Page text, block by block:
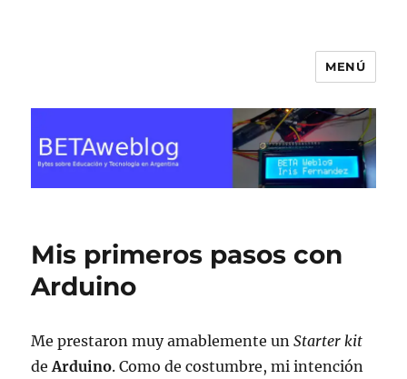
MENÚ
Mis primeros pasos con
Arduino
Me prestaron muy amablemente unStarter kit
deArduino. Como de costumbre, mi intención